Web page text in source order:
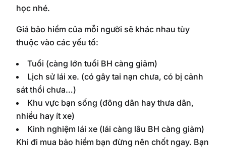
học nhé.
Giá bảo hiểm của mỗi người sẽ khác nhau tùy
thuộc vào các yếu tố:
Tuổi (càng lớn tuổi BH càng giảm)
Lịch sử lái xe. (có gây tai nạn chưa, có bị cảnh
sát thổi chưa…)
Khu vực bạn sống (đông dân hay thưa dân,
nhiều hay ít xe)
Kinh nghiệm lái xe (lái càng lâu BH càng giảm)
Khi đi mua bảo hiểm bạn đừng nên chốt ngay. Bạn